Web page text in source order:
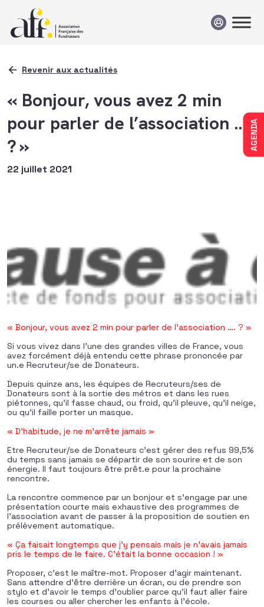
AGENDA
Revenir aux actualités
« Bonjour, vous avez 2 min
pour parler de l’association ….
? »
22 juillet 2021
« Bonjour, vous avez 2 min pour parler de l’association …. ? »
Si vous vivez dans l’une des grandes villes de France, vous
avez forcément déjà entendu cette phrase prononcée par
un.e Recruteur/se de Donateurs.
Depuis quinze ans, les équipes de Recruteurs/ses de
Donateurs sont à la sortie des métros et dans les rues
piétonnes, qu’il fasse chaud, ou froid, qu’il pleuve, qu’il neige,
ou qu’il faille porter un masque.
« D’habitude, je ne m’arrête jamais »
Etre Recruteur/se de Donateurs c’est gérer des refus 99,5%
du temps sans jamais se départir de son sourire et de son
énergie. Il faut toujours être prêt.e pour la prochaine
rencontre.
La rencontre commence par un bonjour et s’engage par une
présentation courte mais exhaustive des programmes de
l’association avant de passer à la proposition de soutien en
prélèvement automatique.
« Ça faisait longtemps que j’y pensais mais je n’avais jamais
pris le temps de le faire. C’était la bonne occasion ! »
Proposer, c’est le maître-mot. Proposer d’agir maintenant.
Sans attendre d’être derrière un écran, ou de prendre son
stylo et d’avoir le temps d’oublier parce qu’il faut aller faire
les courses ou aller chercher les enfants à l’école.